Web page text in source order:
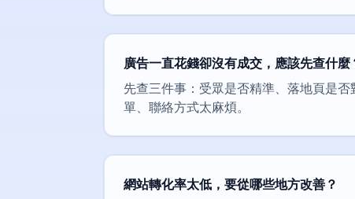
廣告一直花錢卻沒有成交，應該先查什麼
先查三件事：受眾是否精準、落地頁是
單、聯絡方式太麻煩。
網站轉化率太低，要從哪些地方改善？